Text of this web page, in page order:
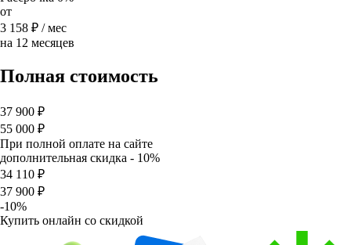
от
3 158 ₽ / мес
на 12 месяцев
Полная стоимость
37 900 ₽
55 000 ₽
При полной оплате на сайте
дополнительная скидка - 10%
34 110 ₽
37 900 ₽
-10%
Купить онлайн со скидкой